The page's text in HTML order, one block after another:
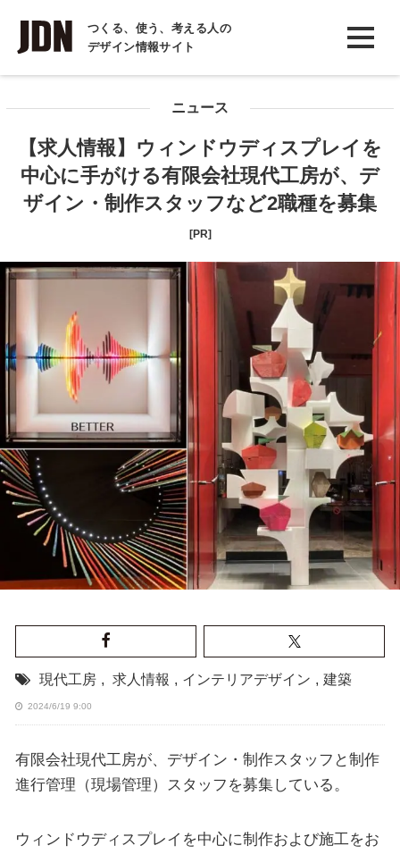
つくる、使う、考える人の
デザイン情報サイト
INTERVIEW
インタビュー
COLUMN
コラム
ニュース
【求人情報】ウィンドウディスプレイを
中心に手がける有限会社現代工房が、デ
ザイン・制作スタッフなど2職種を募集
[PR]
現代工房 , 求人情報 , インテリアデザイン , 建築
2024/6/19 9:00
有限会社現代工房が、デザイン・制作スタッフと制作
進行管理（現場管理）スタッフを募集している。
ウィンドウディスプレイを中心に制作および施工をお